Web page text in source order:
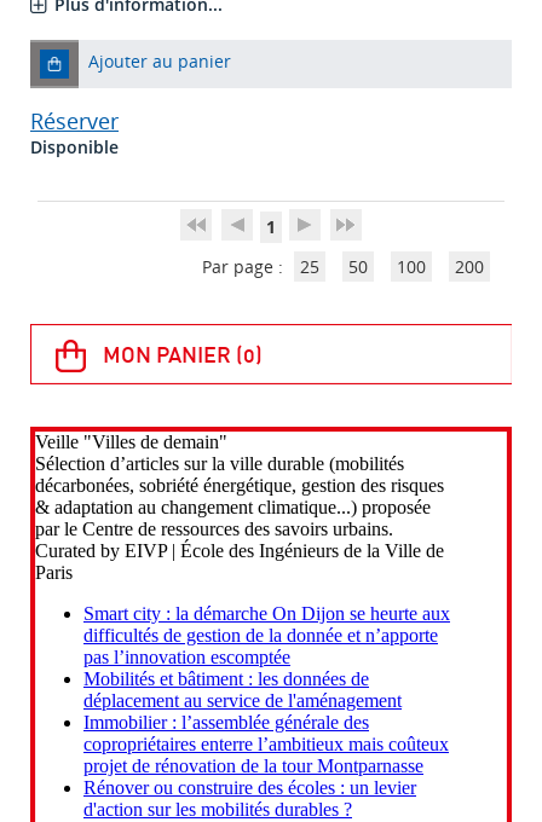
Ajouter au panier
Réserver
Disponible
1
Par page :
25 50 100 200